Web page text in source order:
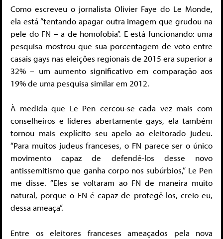
Como escreveu o jornalista Olivier Faye do Le Monde,
ela está “tentando apagar outra imagem que grudou na
pele do FN – a de homofobia”. E está funcionando: uma
pesquisa mostrou que sua porcentagem de voto entre
casais gays nas eleições regionais de 2015 era superior a
32% – um aumento significativo em comparação aos
19% de uma pesquisa similar em 2012.
À medida que Le Pen cercou-se cada vez mais com
conselheiros e líderes abertamente gays, ela também
tornou mais explícito seu apelo ao eleitorado judeu.
“Para muitos judeus franceses, o FN parece ser o único
movimento capaz de defendê-los desse novo
antissemitismo que ganha corpo nos subúrbios,” Le Pen
me disse. “Eles se voltaram ao FN de maneira muito
natural, porque o FN é capaz de protegê-los, creio eu,
dessa ameaça”.
Entre os eleitores franceses ameaçados pela nova